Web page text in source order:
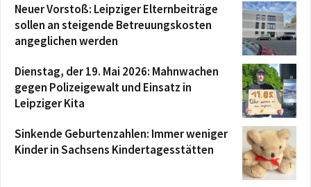
Neuer Vorstoß: Leipziger Elternbeiträge
sollen an steigende Betreuungskosten
angeglichen werden
Dienstag, der 19. Mai 2026: Mahnwachen
gegen Polizeigewalt und Einsatz in
Leipziger Kita
Sinkende Geburtenzahlen: Immer weniger
Kinder in Sachsens Kindertagesstätten